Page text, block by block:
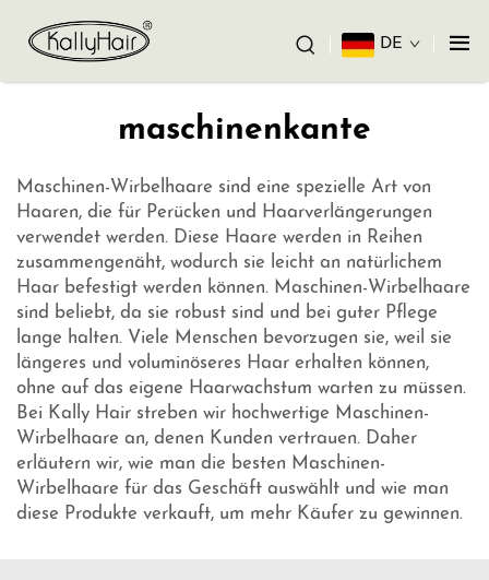
DE
maschinenkante
Maschinen-Wirbelhaare sind eine spezielle Art von
Haaren, die für Perücken und Haarverlängerungen
verwendet werden. Diese Haare werden in Reihen
zusammengenäht, wodurch sie leicht an natürlichem
Haar befestigt werden können. Maschinen-Wirbelhaare
sind beliebt, da sie robust sind und bei guter Pflege
lange halten. Viele Menschen bevorzugen sie, weil sie
längeres und voluminöseres Haar erhalten können,
ohne auf das eigene Haarwachstum warten zu müssen.
Bei Kally Hair streben wir hochwertige Maschinen-
Wirbelhaare an, denen Kunden vertrauen. Daher
erläutern wir, wie man die besten Maschinen-
Wirbelhaare für das Geschäft auswählt und wie man
diese Produkte verkauft, um mehr Käufer zu gewinnen.